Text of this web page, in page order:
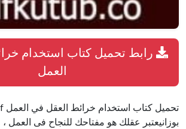
رابط تحميل كتاب استخدام
العمل
بوزانيعتبر عقلك هو مفتاحك للنجاح فى العمل